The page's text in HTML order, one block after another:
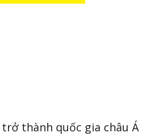
thành quốc gia châu Á